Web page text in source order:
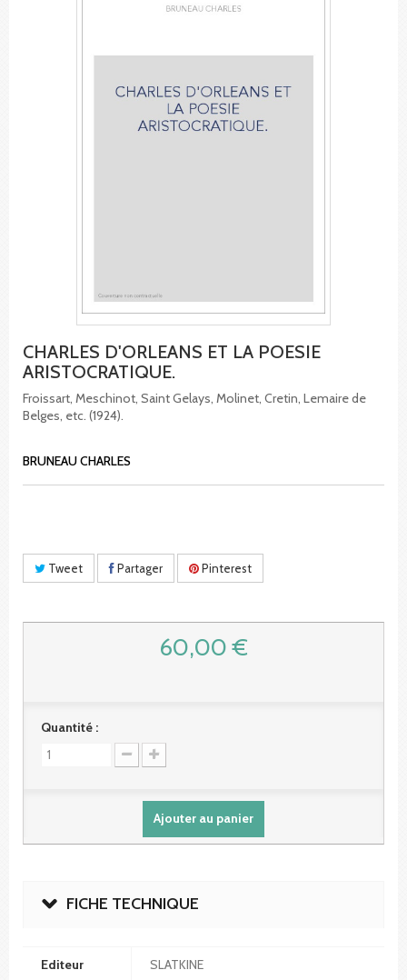
CHARLES D'ORLEANS ET LA POESIE
ARISTOCRATIQUE.
Froissart, Meschinot, Saint Gelays, Molinet, Cretin, Lemaire de
Belges, etc. (1924).
BRUNEAU CHARLES
Tweet Partager Pinterest
60,00 €
Quantité :
Ajouter au panier
FICHE TECHNIQUE
Editeur SLATKINE